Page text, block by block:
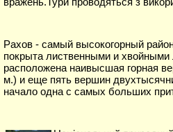
Рахов - самый высокогорный
покрыта лиственными и
расположена наивысшая горная
м.) и еще пять вершин
начало одна с самых больших